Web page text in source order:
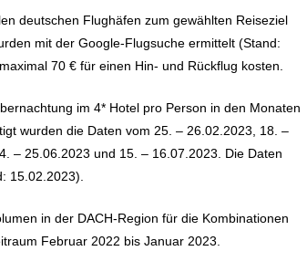
deutschen Flughäfen zum gewählten Reiseziel
mit der Google-Flugsuche ermittelt (Stand:
70 € für einen Hin- und Rückflug kosten.
im 4* Hotel pro Person in den Monaten
wurden die Daten vom 25. – 26.02.2023, 18. –
– 25.06.2023 und 15. – 16.07.2023. Die Daten
15.02.2023).
in der DACH-Region für die Kombinationen
Februar 2022 bis Januar 2023.